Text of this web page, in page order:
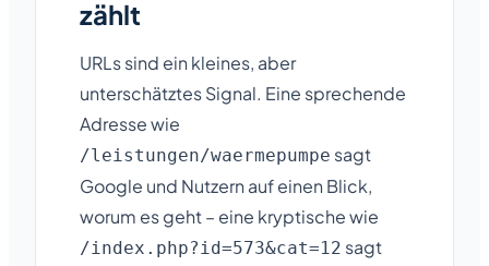
zählt
URLs sind ein kleines, aber
unterschätztes Signal. Eine sprechende
Adresse wie
/leistungen/waermepumpe sagt
Google und Nutzern auf einen Blick,
worum es geht – eine kryptische wie
/index.php?id=573&cat=12 sagt